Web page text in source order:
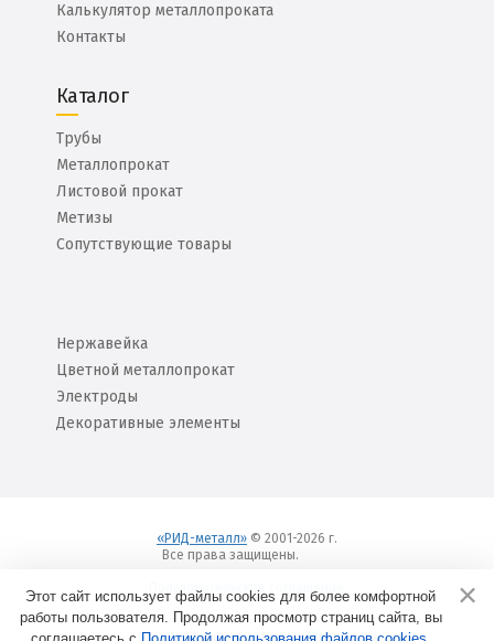
Калькулятор металлопроката
Контакты
Каталог
Трубы
Металлопрокат
Листовой прокат
Метизы
Сопутствующие товары
Нержавейка
Цветной металлопрокат
Электроды
Декоративные элементы
«РИД-металл»© 2001-2026 г.
Все права защищены.
Пользовательское соглашение
Создание сайтов в
Этот сайт использует файлы cookies для более комфортной
работы пользователя. Продолжая просмотр страниц сайта, вы